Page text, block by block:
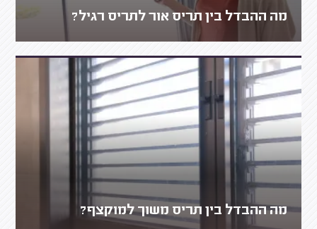
מה ההבדל בין תריס אור לתריס רגיל?
מה ההבדל בין תריס משוך למוקצף?